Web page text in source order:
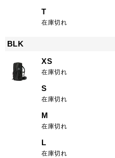
T
在庫切れ
BLK
XS
在庫切れ
S
在庫切れ
M
在庫切れ
L
在庫切れ